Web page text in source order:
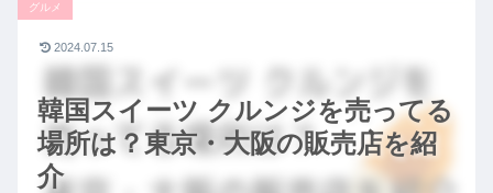
韓国スイーツ クルンジを売ってる
場所は？東京・大阪の販売店を紹
介
グルメ
2024.07.15